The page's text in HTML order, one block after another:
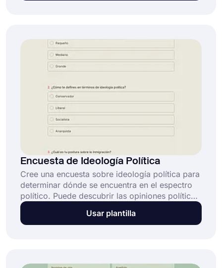
físicamente aptos para el servicio.
Encuesta de Ideología Política
Cree una encuesta sobre ideología política para
determinar dónde se encuentra en el espectro
político. Puede descubrir las opiniones políticas
de las personas y cómo se relacionan con
diversas ideologías, como el liberalismo, el
internacionales.
Usar plantilla